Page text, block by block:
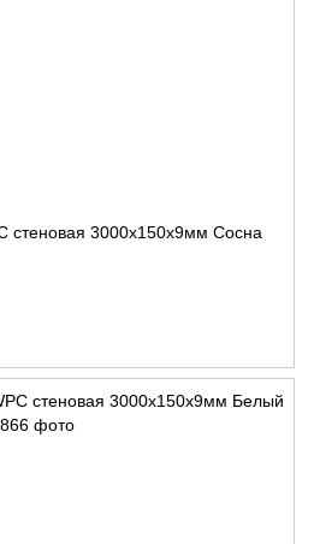
стеновая 3000х150х9мм Сосна